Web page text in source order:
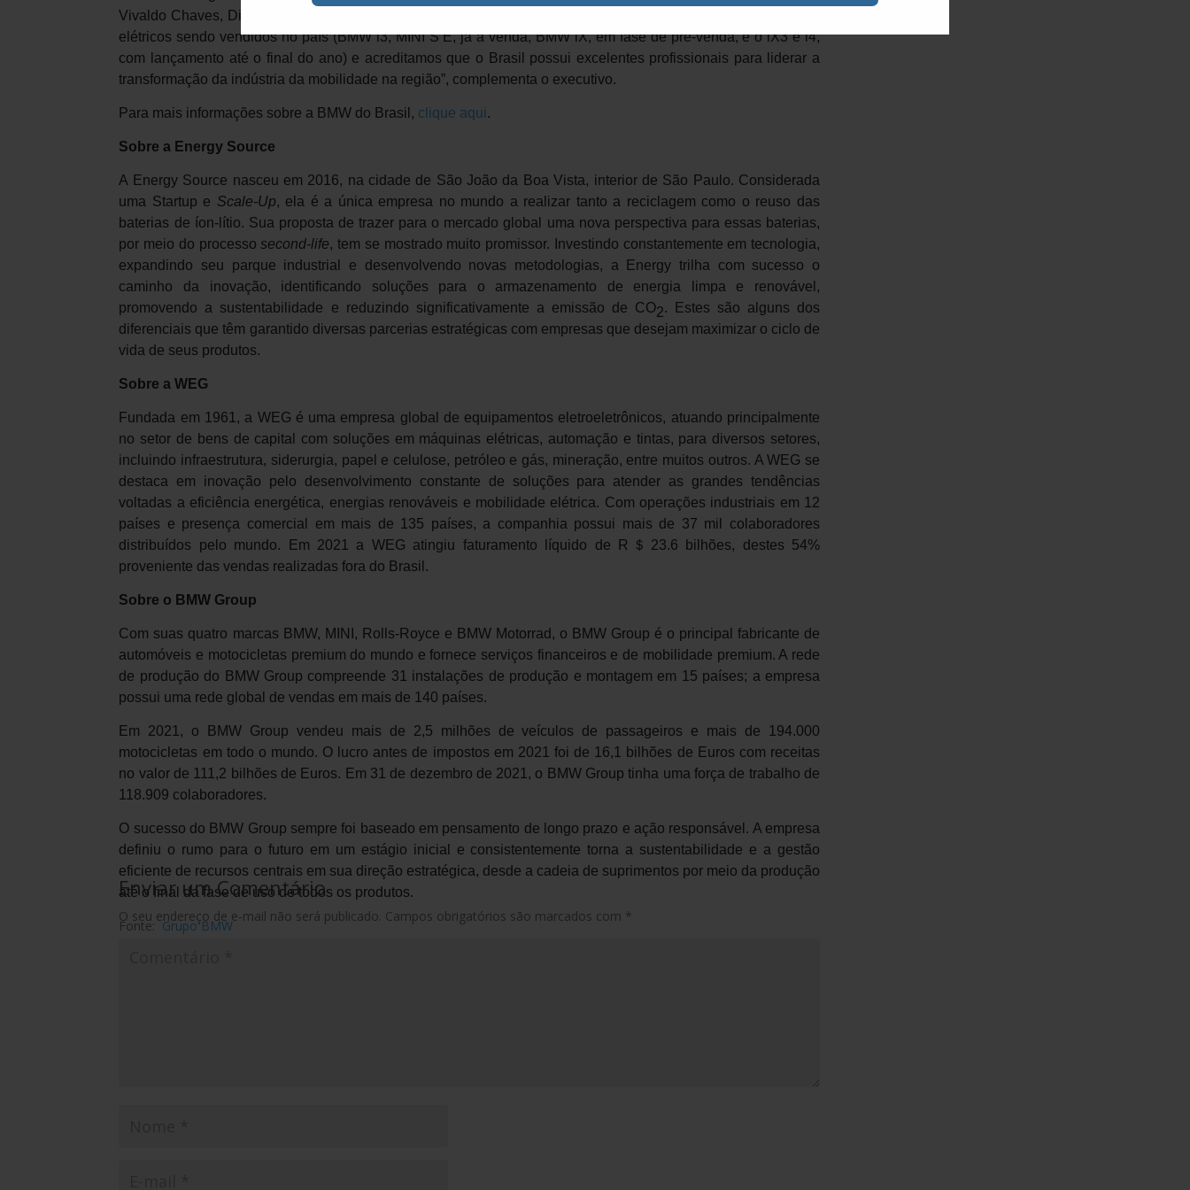
Vivaldo Chaves, Diretor de Operações do BMW Group Brasil. “Já este ano, teremos cinco modelos totalmente
elétricos sendo vendidos no país (BMW i3, MINI S E, já à venda, BMW iX, em fase de pré-venda, e o iX3 e i4,
com lançamento até o final do ano) e acreditamos que o Brasil possui excelentes profissionais para liderar a
transformação da indústria da mobilidade na região”, complementa o executivo.
Para mais informações sobre a BMW do Brasil, clique aqui.
Sobre a Energy Source
A Energy Source nasceu em 2016, na cidade de São João da Boa Vista, interior de São Paulo. Considerada
uma Startup e Scale-Up, ela é a única empresa no mundo a realizar tanto a reciclagem como o reuso das
baterias de íon-lítio. Sua proposta de trazer para o mercado global uma nova perspectiva para essas baterias,
por meio do processosecond-life, tem se mostrado muito promissor. Investindo constantemente em tecnologia,
expandindo seu parque industrial e desenvolvendo novas metodologias, a Energy trilha com sucesso o
caminho da inovação, identificando soluções para o armazenamento de energia limpa e renovável,
promovendo a sustentabilidade e reduzindo significativamente a emissão de CO2. Estes são alguns dos
diferenciais que têm garantido diversas parcerias estratégicas com empresas que desejam maximizar o ciclo de
vida de seus produtos.
Sobre a WEG
Fundada em 1961, a WEG é uma empresa global de equipamentos eletroeletrônicos, atuando principalmente
no setor de bens de capital com soluções em máquinas elétricas, automação e tintas, para diversos setores,
incluindo infraestrutura, siderurgia, papel e celulose, petróleo e gás, mineração, entre muitos outros. A WEG se
destaca em inovação pelo desenvolvimento constante de soluções para atender as grandes tendências
voltadas a eficiência energética, energias renováveis e mobilidade elétrica. Com operações industriais em 12
países e presença comercial em mais de 135 países, a companhia possui mais de 37 mil colaboradores
distribuídos pelo mundo. Em 2021 a WEG atingiu faturamento líquido de R ＄ 23.6 bilhões, destes 54%
proveniente das vendas realizadas fora do Brasil.
Sobre o BMW Group
Com suas quatro marcas BMW, MINI, Rolls-Royce e BMW Motorrad, o BMW Group é o principal fabricante de
automóveis e motocicletas premium do mundo e fornece serviços financeiros e de mobilidade premium. A rede
de produção do BMW Group compreende 31 instalações de produção e montagem em 15 países; a empresa
possui uma rede global de vendas em mais de 140 países.
Em 2021, o BMW Group vendeu mais de 2,5 milhões de veículos de passageiros e mais de 194.000
motocicletas em todo o mundo. O lucro antes de impostos em 2021 foi de 16,1 bilhões de Euros com receitas
no valor de 111,2 bilhões de Euros. Em 31 de dezembro de 2021, o BMW Group tinha uma força de trabalho de
118.909 colaboradores.
O sucesso do BMW Group sempre foi baseado em pensamento de longo prazo e ação responsável. A empresa
definiu o rumo para o futuro em um estágio inicial e consistentemente torna a sustentabilidade e a gestão
eficiente de recursos centrais em sua direção estratégica, desde a cadeia de suprimentos por meio da produção
até o final da fase de uso de todos os produtos.
Fonte:Grupo BMW
Enviar um Comentário
O seu endereço de e-mail não será publicado. Campos obrigatórios são marcados com *